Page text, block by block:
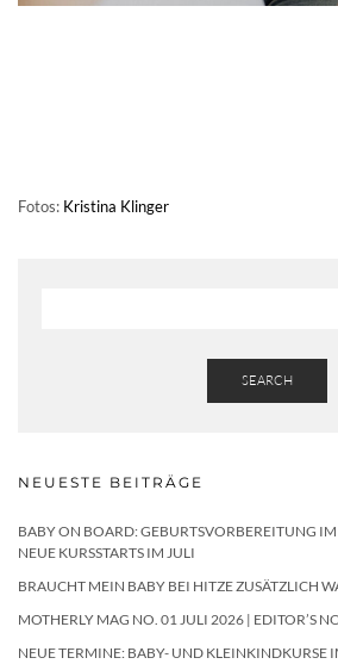
Fotos: Kristina Klinger
SEARCH
NEUESTE BEITRÄGE
BABY ON BOARD: GEBURTSVORBEREITUNG
NEUE KURSSTARTS IM JULI
BRAUCHT MEIN BABY BEI HITZE ZUSÄTZLICH
MOTHERLY MAG NO. 01 JULI 2026 | EDITOR’S
NEUE TERMINE: BABY- UND KLEINKINDKURSE